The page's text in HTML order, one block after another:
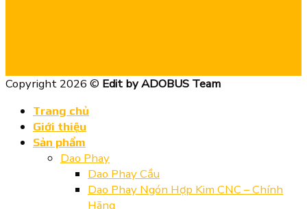
Copyright 2026 © Edit by ADOBUS Team
Trang chủ
Giới thiệu
Sản phẩm
Dao Phay
Dao Phay Cầu
Dao Phay Ngón Hợp Kim CNC – Chính
Hãng